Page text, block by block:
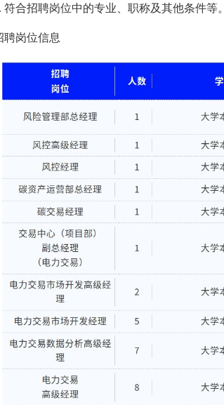
招聘岗位中的专业、职称及其他条件等。
聘岗位信息